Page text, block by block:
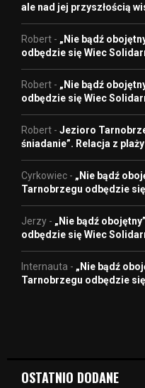
ale nad jej przyszłością
Robert - „Nie bądź
odbędzie się Wiec
Robert - „Nie bądź
odbędzie się Wiec
Robert - Jezioro
śniadanie”. Relacja z
Cyrkowiec - „Nie bądź
Tarnobrzegu odbędzie
Jerzy - „Nie bądź
odbędzie się Wiec
Internauta - „Nie bądź
Tarnobrzegu odbędzie
OSTATNIO DODANE